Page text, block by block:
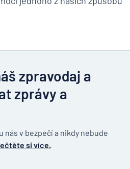
zpravodaj a
zprávy a
nás v bezpečí a nikdy nebude
si více.